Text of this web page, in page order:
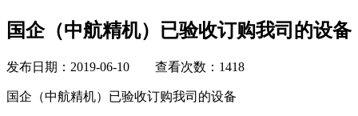
国企（中航精机）已验收订购我司的设备
发布日期：2019-06-10 查看次数：1418
国企（中航精机）已验收订购我司的设备